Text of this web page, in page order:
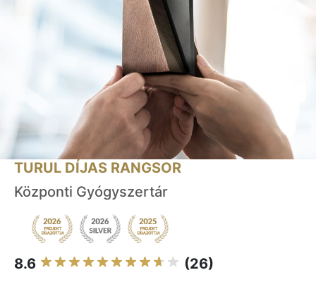
TURUL DÍJAS RANGSOR
Központi Gyógyszertár
8.6 (26)